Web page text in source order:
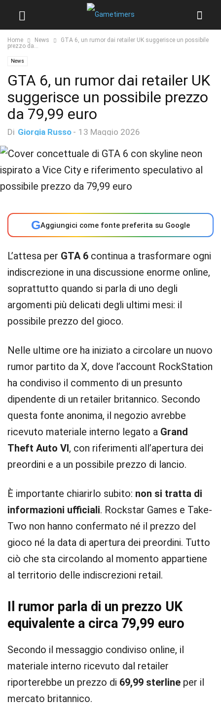
Home News
GTA 6, un rumor dai retailer UK suggerisce un possibile
prezzo da...
News
GTA 6, un rumor dai retailer UK
suggerisce un possibile prezzo
da 79,99 euro
Di Giorgia Russo - 13 Maggio 2026
GAggiungici come fonte preferita su Google
L’attesa per GTA 6 continua a trasformare ogni
indiscrezione in una discussione enorme online,
soprattutto quando si parla di uno degli
argomenti più delicati degli ultimi mesi: il
possibile prezzo del gioco.
Nelle ultime ore ha iniziato a circolare un nuovo
rumor partito da X, dove l’account RockStation
ha condiviso il commento di un presunto
dipendente di un retailer britannico. Secondo
questa fonte anonima, il negozio avrebbe
ricevuto materiale interno legato a Grand
Theft Auto VI, con riferimenti all’apertura dei
preordini e a un possibile prezzo di lancio.
È importante chiarirlo subito: non si tratta di
informazioni ufficiali. Rockstar Games e Take-
Two non hanno confermato né il prezzo del
gioco né la data di apertura dei preordini. Tutto
ciò che sta circolando al momento appartiene
al territorio delle indiscrezioni retail.
Il rumor parla di un prezzo UK
equivalente a circa 79,99 euro
Secondo il messaggio condiviso online, il
materiale interno ricevuto dal retailer
riporterebbe un prezzo di 69,99 sterline per il
mercato britannico.